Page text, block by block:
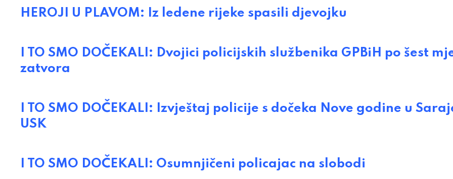
HEROJI U PLAVOM: Iz ledene rijeke spasili djevojku
I TO SMO DOČEKALI: Dvojici policijskih službenika GPBiH po šest
zatvora
I TO SMO DOČEKALI: Izvještaj policije s dočeka Nove godine u
USK
I TO SMO DOČEKALI: Osumnjičeni policajac na slobodi